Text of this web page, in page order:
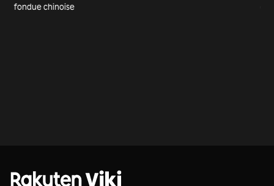
fondue chinoise